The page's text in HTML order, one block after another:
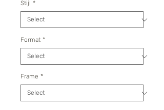
Stijl *
Format *
Frame *